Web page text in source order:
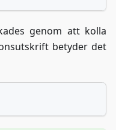
genom att kolla
betyder det